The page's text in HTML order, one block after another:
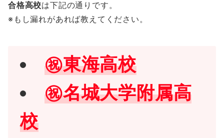
合格高校は下記の通りです。
※もし漏れがあれば教えてください。
㊗東海高校
㊗名城大学附属高
校